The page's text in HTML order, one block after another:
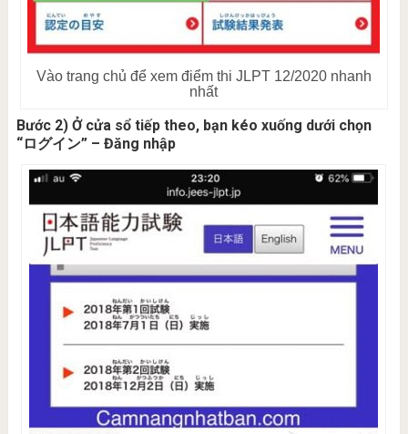
Vào trang chủ để xem điểm thi JLPT 12/2020 nhanh
nhất
Bước 2) Ở cửa sổ tiếp theo, bạn kéo xuống dưới chọn
“ログイン” – Đăng nhập